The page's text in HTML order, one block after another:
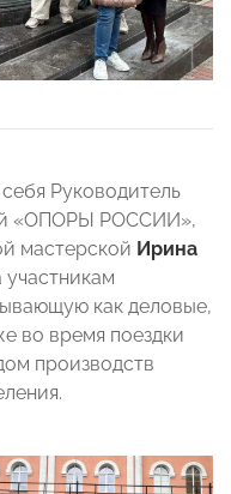
Руководитель
«ОПОРЫ РОССИИ»,
мастерской Ирина
участникам
как деловые,
во время поездки
производств